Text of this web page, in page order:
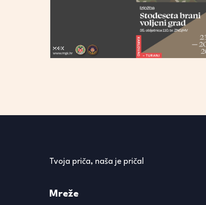
Tvoja priča, naša je priča!
Mreže